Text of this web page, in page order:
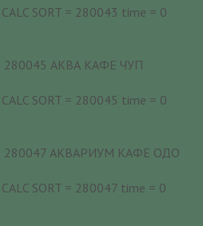
SORT = 280043 time = 0
= 280045 АКВА КАФЕ ЧУП
SORT = 280045 time = 0
= 280047 АКВАРИУМ КАФЕ ОДО
SORT = 280047 time = 0